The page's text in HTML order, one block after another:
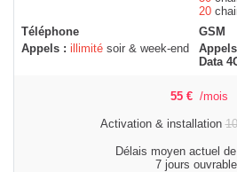
20
Téléphone
Appels : illimité soir & week-end
GSM
Data
55 € /mois
Activation & installation
Délais moyen actuel
7 jours